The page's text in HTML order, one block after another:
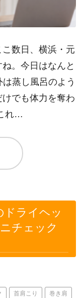
数日、横浜・元
。今日はなんと
蒸し風呂のよう
でも体力を奪わ
れ…
ドライヘッ
チェック
首肩こり 巻き肩